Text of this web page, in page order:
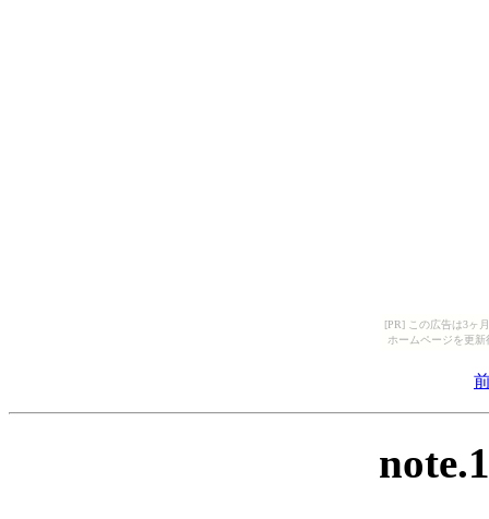
[PR] この広告は3ヶ
ホームページを更